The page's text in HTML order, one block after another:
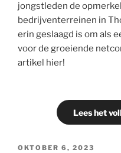
jongstleden de
bedrijventerreinen in
erin geslaagd is om als
voor de groeiende
artikel hier!
Lees het
OKTOBER 6, 2023